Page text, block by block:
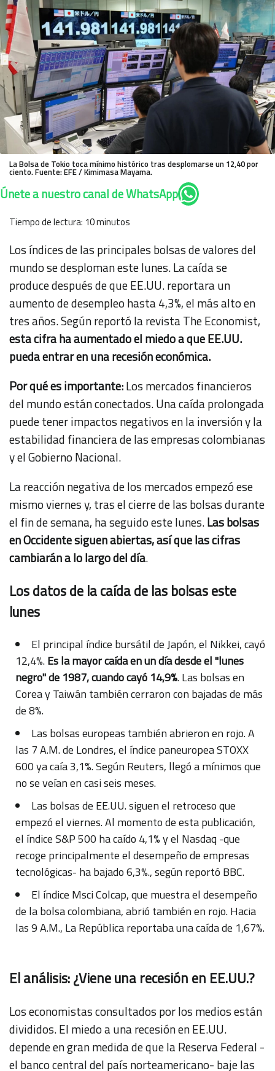
La Bolsa de Tokio toca mínimo histórico tras desplomarse un 12,40 por
ciento. Fuente: EFE / Kimimasa Mayama.
Únete a nuestro canal de WhatsApp
Tiempo de lectura: 10minutos
Los índices de las principales bolsas de valores del
mundo se desploman este lunes. La caída se
produce después de que EE.UU. reportara un
aumento de desempleo hasta 4,3%, el más alto en
tres años. Según reportó la revista The Economist,
esta cifra ha aumentado el miedo a que EE.UU.
pueda entrar en una recesión económica.
Por qué es importante:Los mercados financieros
del mundo están conectados. Una caída prolongada
puede tener impactos negativos en la inversión y la
estabilidad financiera de las empresas colombianas
y el Gobierno Nacional.
La reacción negativa de los mercados empezó ese
mismo viernes y, tras el cierre de las bolsas durante
el fin de semana, ha seguido este lunes.Las bolsas
en Occidente siguen abiertas, así que las cifras
cambiarán a lo largo del día.
Los datos de la caída de las bolsas este
lunes
El principal índice bursátil de Japón, el Nikkei, cayó
12,4%.Es la mayor caída en un día desde el "lunes
negro" de 1987, cuando cayó 14,9%. Las bolsas en
Corea y Taiwán también cerraron con bajadas de más
de 8%.
Las bolsas europeas también abrieron en rojo. A
las 7 A.M. de Londres, el índice paneuropea STOXX
600 ya caía 3,1%. Según Reuters, llegó a mínimos que
no se veían en casi seis meses.
Las bolsas de EE.UU. siguen el retroceso que
empezó el viernes. Al momento de esta publicación,
el índice S&P 500 ha caído 4,1% y el Nasdaq -que
recoge principalmente el desempeño de empresas
tecnológicas- ha bajado 6,3%., según reportó BBC.
El índice Msci Colcap, que muestra el desempeño
de la bolsa colombiana, abrió también en rojo. Hacia
las 9 A.M., La República reportaba una caída de 1,67%.
El análisis: ¿Viene una recesión en EE.UU.?
Los economistas consultados por los medios están
divididos. El miedo a una recesión en EE.UU.
depende en gran medida de que la Reserva Federal -
el banco central del país norteamericano- baje las